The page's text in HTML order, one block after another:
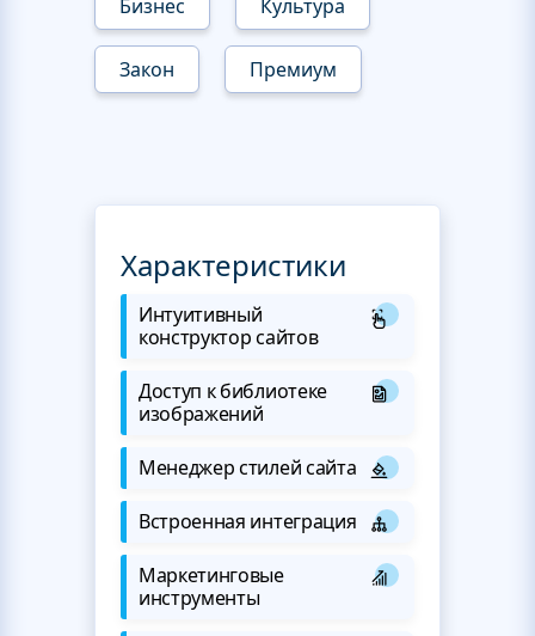
Бизнес Культура
Закон Премиум
Характеристики
Интуитивный
конструктор сайтов
Доступ к библиотеке
изображений
Менеджер стилей сайта
Встроенная интеграция
Маркетинговые
инструменты